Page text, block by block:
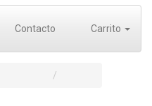
Contacto Carrito